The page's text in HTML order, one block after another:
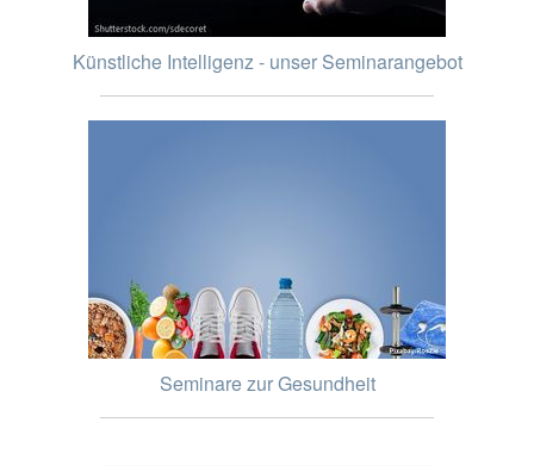
Künstliche Intelligenz - unser Seminarangebot
Seminare zur Gesundheit